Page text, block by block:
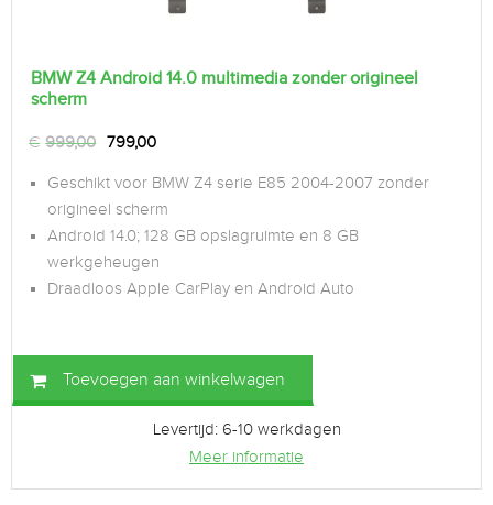
BMW Z4 Android 14.0 multimedia zonder origineel
scherm
€ 999,00 799,00
Geschikt voor BMW Z4 serie E85 2004-2007 zonder
origineel scherm
Android 14.0; 128 GB opslagruimte en 8 GB
werkgeheugen
Draadloos Apple CarPlay en Android Auto
Toevoegen aan winkelwagen
Levertijd: 6-10 werkdagen
Meer informatie